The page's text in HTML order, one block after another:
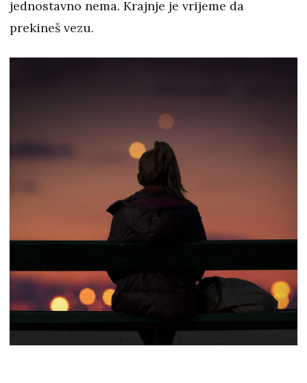
jednostavno nema. Krajnje je vrijeme da
prekineš vezu.